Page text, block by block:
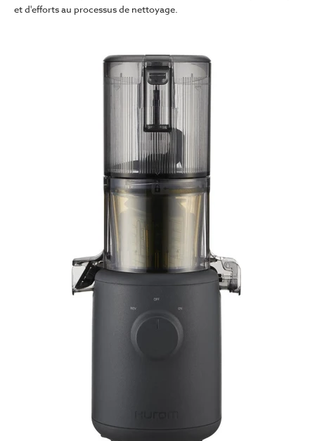
et d'efforts au processus de nettoyage.